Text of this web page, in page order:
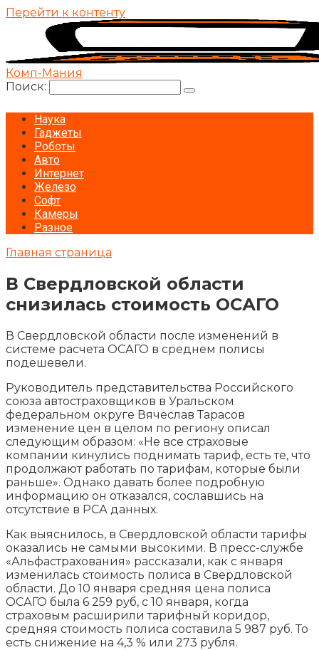
Перейти к контенту
Комп-Мания
Поиск:
Наука
Гаджеты
Роботы
Авто
Интернет
Железо
Софт
Камеры
Разное
Главная страница
В Свердловской области
снизилась стоимость ОСАГО
В Свердловской области после изменений в
системе расчета ОСАГО в среднем полисы
подешевели.
Руководитель представительства Российского
союза автостраховщиков в Уральском
федеральном округе Вячеслав Тарасов
изменение цен в целом по региону описал
следующим образом: «Не все страховые
компании кинулись поднимать тариф, есть те, что
продолжают работать по тарифам, которые были
раньше». Однако давать более подробную
информацию он отказался, сославшись на
отсутствие в РСА данных.
Как выяснилось, в Свердловской области тарифы
оказались не самыми высокими. В пресс-службе
«Альфастрахования» рассказали, как с января
изменилась стоимость полиса в Свердловской
области. До 10 января средняя цена полиса
ОСАГО была 6 259 руб, с 10 января, когда
страховым расширили тарифный коридор,
средняя стоимость полиса составила 5 987 руб. То
есть снижение на 4,3 % или 273 рубля.